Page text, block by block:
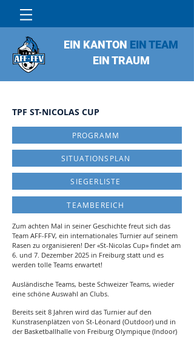
EIN KANTON EIN TEAM
EIN TRAUM
TPF ST-NICOLAS CUP
PROGRAMM
SITUATIONSPLAN
SIEGERLISTE
TEAMBEREICH
Zum achten Mal in seiner Geschichte freut sich das
Team AFF-FFV, ein internationales Turnier auf seinem
Rasen zu organisieren! Der «St-Nicolas Cup» findet am
6. und 7. Dezember 2025 in Freiburg statt und es
werden tolle Teams erwartet!
Ausländische Teams, beste Schweizer Teams, wieder
eine schöne Auswahl an Clubs.
Bereits seit 8 Jahren wird das Turnier auf den
Kunstrasenplätzen von St-Léonard (Outdoor) und in
der Basketballhalle von Freiburg Olympique (Indoor)